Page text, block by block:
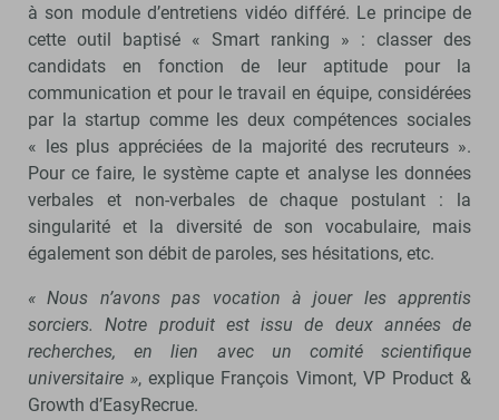
à son module d’entretiens vidéo différé. Le principe de
cette outil baptisé « Smart ranking » : classer des
candidats en fonction de leur aptitude pour la
communication et pour le travail en équipe, considérées
par la startup comme les deux compétences sociales
« les plus appréciées de la majorité des recruteurs ».
Pour ce faire, le système capte et analyse les données
verbales et non-verbales de chaque postulant : la
singularité et la diversité de son vocabulaire, mais
également son débit de paroles, ses hésitations, etc.
« Nous n’avons pas vocation à jouer les apprentis
sorciers. Notre produit est issu de deux années de
recherches, en lien avec un comité scientifique
universitaire », explique François Vimont, VP Product &
Growth d’EasyRecrue.